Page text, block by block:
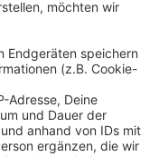
der Polizei haben
größeres Feuer
der Scheune an
die
einen mit
Die Feuerwehr